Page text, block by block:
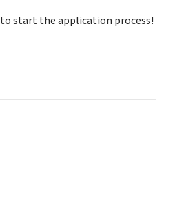
to start the application process!